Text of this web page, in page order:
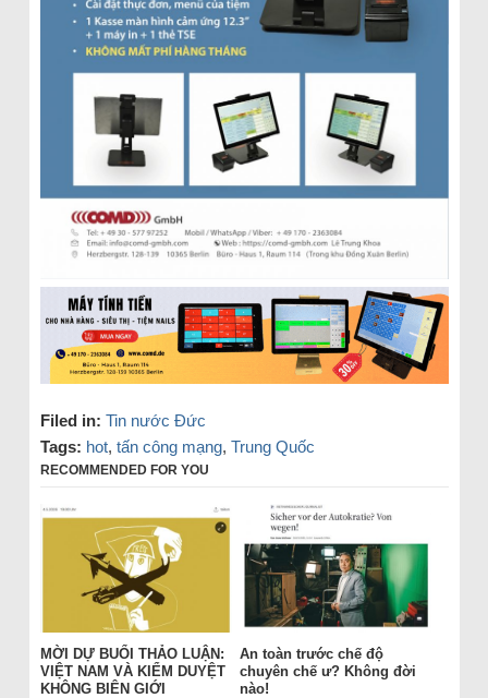
Filed in: Tin nước Đức
Tags: hot, tấn công mạng, Trung Quốc
RECOMMENDED FOR YOU
MỜI DỰ BUỔI THẢO LUẬN:
VIỆT NAM VÀ KIỂM DUYỆT
KHÔNG BIÊN GIỚI
An toàn trước chế độ
chuyên chế ư? Không đời
nào!